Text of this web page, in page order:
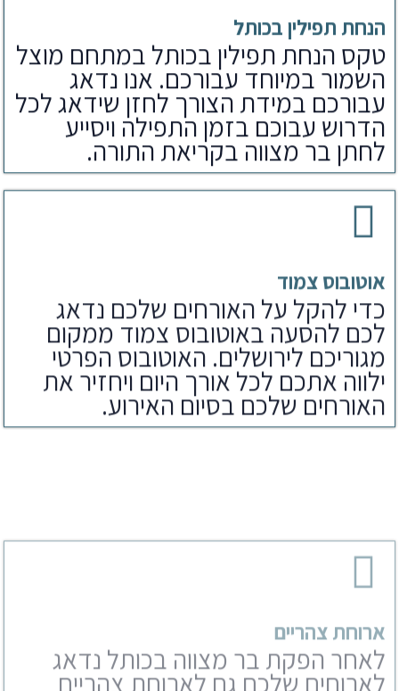
הנחת תפילין בכותל
טקס הנחת תפילין בכותל במתחם מוצל
השמור במיוחד עבורכם. אנו נדאג
עבורכם במידת הצורך לחזן שידאג לכל
הדרוש עבוכם בזמן התפילה ויסייע
לחתן בר מצווה בקריאת התורה.
כדי להקל על האורחים שלכם נדאג
לכם להסעה באוטובוס צמוד ממקום
מגוריכם לירושלים. האוטובוס הפרטי
ילווה אתכם לכל אורך היום ויחזיר את
האורחים שלכם בסיום האירוע.
לאחר הפקת בר מצווה בכותל נדאג
לארוחים שלכם גם לארוחת צהריים
באחת מהמסעדות המפנקות של
מסעדות שתוכלו לבחור מבניהם.